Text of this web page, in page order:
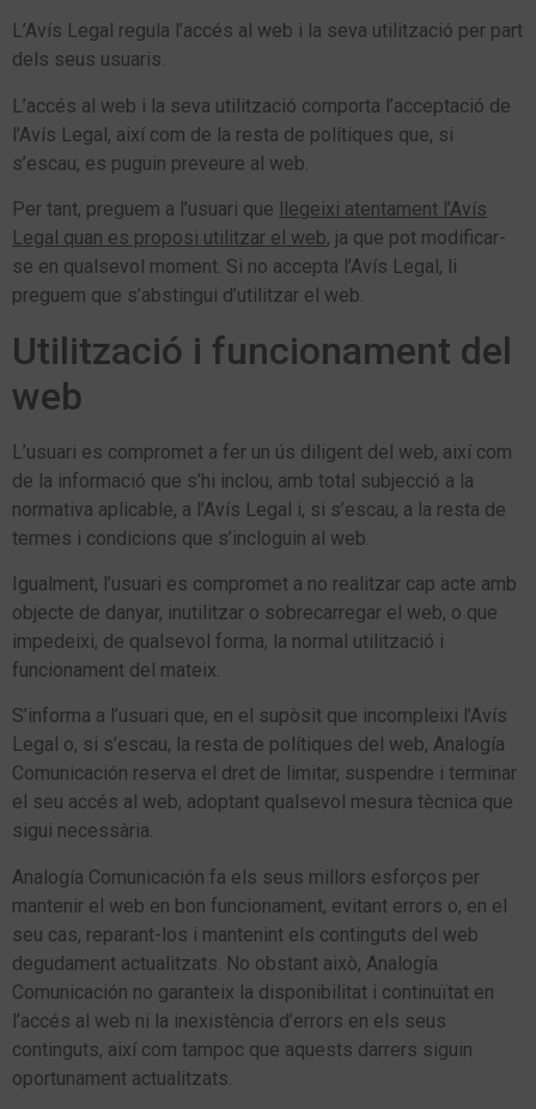
L’Avís Legal regula l’accés al web i la seva utilització per part
dels seus usuaris.
L’accés al web i la seva utilització comporta l’acceptació de
l’Avís Legal, així com de la resta de polítiques que, si
s’escau, es puguin preveure al web.
Per tant, preguem a l’usuari que
llegeixi atentament l’Avís
Legal quan es proposi utilitzar el web, ja que pot modificar-
se en qualsevol moment. Si no accepta l’Avís Legal, li
preguem que s’abstingui d’utilitzar el web.
Utilització i funcionament del
web
L’usuari es compromet a fer un ús diligent del web, així com
de la informació que s’hi inclou, amb total subjecció a la
normativa aplicable, a l’Avís Legal i, si s’escau, a la resta de
termes i condicions que s’incloguin al web.
Igualment, l’usuari es compromet a no realitzar cap acte amb
objecte de danyar, inutilitzar o sobrecarregar el web, o que
impedeixi, de qualsevol forma, la normal utilització i
funcionament del mateix.
S’informa a l’usuari que, en el supòsit que incompleixi l’Avís
Legal o, si s’escau, la resta de polítiques del web, Analogía
Comunicación reserva el dret de limitar, suspendre i terminar
el seu accés al web, adoptant qualsevol mesura tècnica que
sigui necessària.
Analogía Comunicación fa els seus millors esforços per
mantenir el web en bon funcionament, evitant errors o, en el
seu cas, reparant-los i mantenint els continguts del web
degudament actualitzats. No obstant això, Analogía
Comunicación no garanteix la disponibilitat i continuïtat en
l’accés al web ni la inexistència d’errors en els seus
continguts, així com tampoc que aquests darrers siguin
oportunament actualitzats.